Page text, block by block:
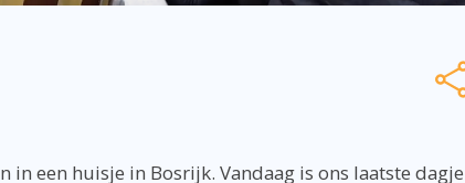
een huisje in Bosrijk. Vandaag is ons laatste dagje